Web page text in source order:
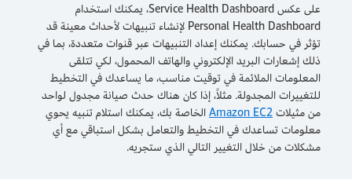
على عكس Service Health Dashboard، يمكنك استخدام
Personal Health Dashboard لإنشاء تنبيهات لأحداث معينة قد
تؤثر في حسابك. يمكنك إعداد التنبيهات عبر قنوات متعددة، بما في
ذلك إشعارات البريد الإلكتروني والهاتف المحمول، لكي تتلقى
المعلومات الملائمة في توقيت مناسب، ما يساعدك في التخطيط
للتغييرات المجدولة. مثلاً، إذا كان هناك حدث صيانة مجدول لواحد
من مثيلاتAmazon EC2الخاصة بك، يمكنك استلام تنبيه يحوي
معلومات تساعدك في التخطيط والتعامل بشكل استباقي مع أي
مشكلات من خلال التغيير التالي الذي ستجريه.